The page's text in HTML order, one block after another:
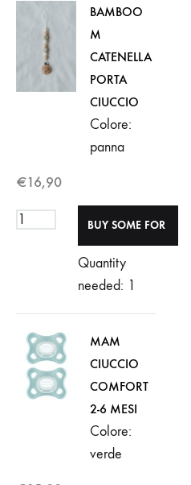
BAMBOO
M
CATENELLA
PORTA
CIUCCIO
Colore:
panna
€16,90
Quantity
needed: 1
MAM
CIUCCIO
COMFORT
2-6 MESI
Colore:
verde